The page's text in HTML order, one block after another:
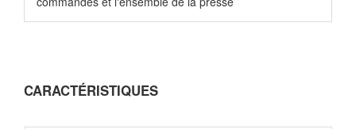
CARACTÉRISTIQUES